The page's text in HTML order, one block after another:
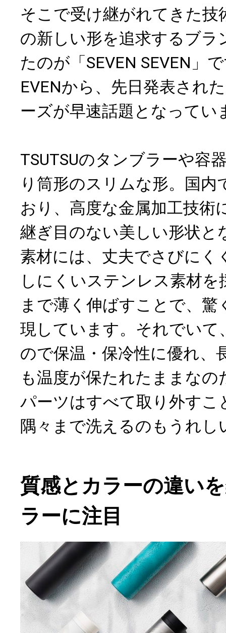
そこで受け継がれてきた技
の新しい形を追求するブラ
たのが「SEVEN SEVEN」
EVENから、先日発表され
ーズが早速話題となってい
TSUTSUのタンブラーや容
り筒形のスリムな形。国内
おり、高度な金属加工技術
継ぎ目のない美しい形状と
素材には、丈夫でさびにく
しにくいステンレス素材を
まで薄く伸ばすことで、驚
現しています。それでいて
ので保温・保冷性に優れ、
も温度が保たれたままな
パーツはすべて取り外すこ
隅々まで洗えるのもうれし
質感とカラーの違い
ラーに注目